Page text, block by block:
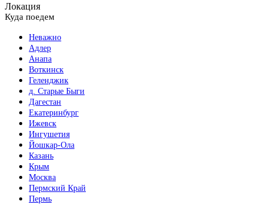
Локация
Куда поедем
Неважно
Адлер
Анапа
Воткинск
Геленджик
д. Старые Быги
Дагестан
Екатеринбург
Ижевск
Ингушетия
Йошкар-Ола
Казань
Крым
Москва
Пермский Край
Пермь